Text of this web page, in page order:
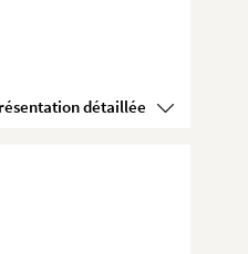
Voir la présentation détaillée